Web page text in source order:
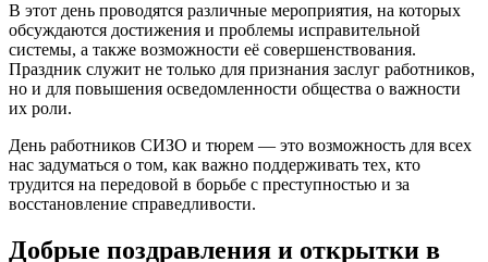
В этот день проводятся различные мероприятия, на которых
обсуждаются достижения и проблемы исправительной
системы, а также возможности её совершенствования.
Праздник служит не только для признания заслуг работников,
но и для повышения осведомленности общества о важности
их роли.
День работников СИЗО и тюрем — это возможность для всех
нас задуматься о том, как важно поддерживать тех, кто
трудится на передовой в борьбе с преступностью и за
восстановление справедливости.
Добрые поздравления и открытки в